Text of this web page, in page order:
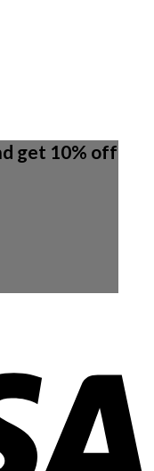
get 10% off